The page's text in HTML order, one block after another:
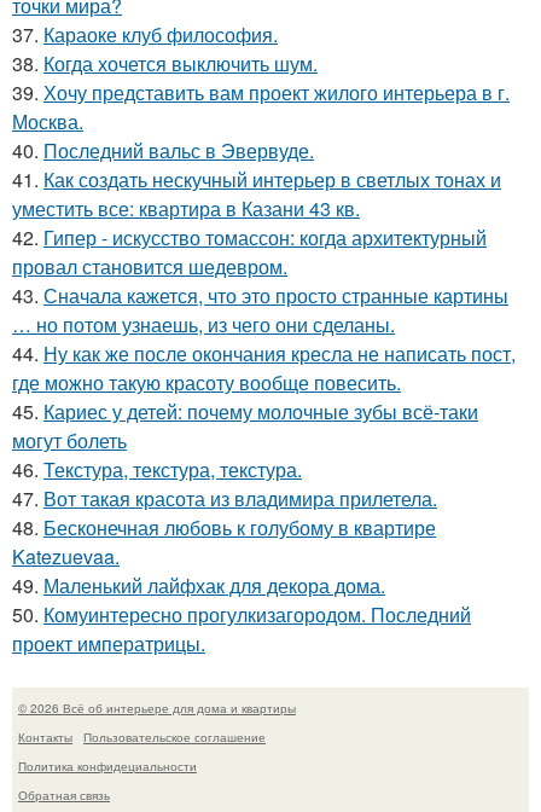
37. Караоке клуб философия.
38. Когда хочется выключить шум.
39. Хочу представить вам проект жилого интерьера в г.
Москва.
40. Последний вальс в Эвервуде.
41. Как создать нескучный интерьер в светлых тонах и
уместить все: квартира в Казани 43 кв.
42. Гипер - искусство томассон: когда архитектурный
провал становится шедевром.
43. Сначала кажется, что это просто странные картины
… но потом узнаешь, из чего они сделаны.
44. Ну как же после окончания кресла не написать пост,
где можно такую красоту вообще повесить.
45. Кариес у детей: почему молочные зубы всё-таки
могут болеть
46. Текстура, текстура, текстура.
47. Вот такая красота из владимира прилетела.
48. Бесконечная любовь к голубому в квартире
Katezuevaa.
49. Маленький лайфхак для декора дома.
50. Комуинтересно прогулкизагородом. Последний
проект императрицы.
© 2026 Всё об интерьере для дома и квартиры
Контакты
Пользовательское соглашение
Политика конфидециальности
Обратная связь